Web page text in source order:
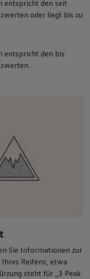
entspricht den seit
oder liegt bis zu
entspricht den bis
Sie Informationen zur
Reifens, etwa
steht für „3 Peak